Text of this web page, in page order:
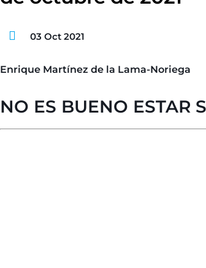
03 Oct 2021
Enrique Martínez de la Lama-Noriega
NO ES BUENO ESTAR